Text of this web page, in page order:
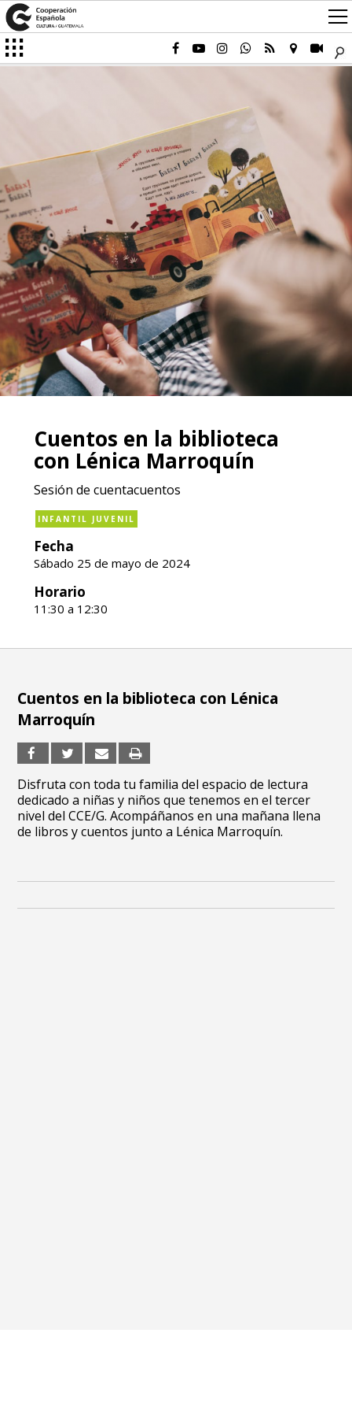
Cuentos en la biblioteca
con Lénica Marroquín
Sesión de cuentacuentos
INFANTIL JUVENIL
Fecha
Sábado 25 de mayo de 2024
Horario
11:30 a 12:30
Cuentos en la biblioteca con Lénica
Marroquín
Disfruta con toda tu familia del espacio de lectura
dedicado a niñas y niños que tenemos en el tercer
nivel del CCE/G. Acompáñanos en una mañana llena
de libros y cuentos junto a Lénica Marroquín.